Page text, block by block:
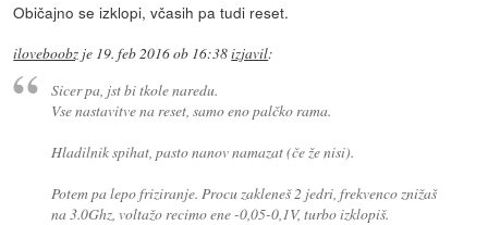
Običajno se izklopi, včasih pa tudi reset.
iloveboobz je 19. feb 2016 ob 16:38izjavil:
Sicer pa, jst bi tkole naredu.
Vse nastavitve na reset, samo eno palčko rama.
Hladilnik spihat, pasto nanov namazat (če že nisi).
Potem pa lepo friziranje. Procu zakleneš 2 jedri, frekvenco znižaš
na 3.0Ghz, voltažo recimo ene -0,05-0,1V, turbo izklopiš.